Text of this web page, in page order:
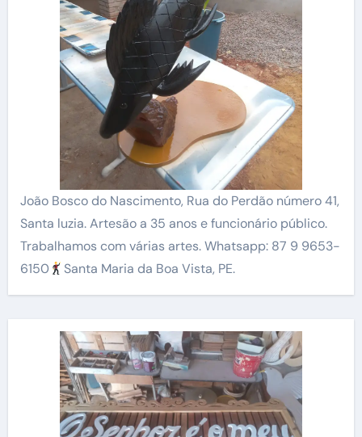
João Bosco do Nascimento, Rua do Perdão número 41,
Santa luzia. Artesão a 35 anos e funcionário público.
Trabalhamos com várias artes. Whatsapp: 87 9 9653-
6150
Santa Maria da Boa Vista, PE.